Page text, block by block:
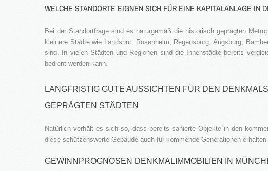
WELCHE STANDORTE EIGNEN SICH FÜR EINE KAPITALANLAGE IN
Bei der Standortfrage sind es naturgemäß die historisch geprägten
kleinere Städte wie Landshut, Rosenheim, Regensburg, Augsburg,
sind. In vielen Städten und Regionen sind die Innenstädte bereits
bedient werden kann.
LANGFRISTIG GUTE AUSSICHTEN FÜR DEN
GEPRÄGTEN STÄDTEN
Natürlich verhält es sich so, dass bereits sanierte Objekte in den
diese schützenswerte Gebäude auch für kommende Generationen
GEWINNPROGNOSEN DENKMALIMMOBILIEN IN